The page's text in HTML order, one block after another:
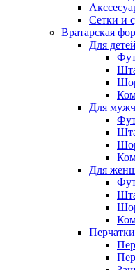
Сетки и
Вратарская
Для детей
Для
Для